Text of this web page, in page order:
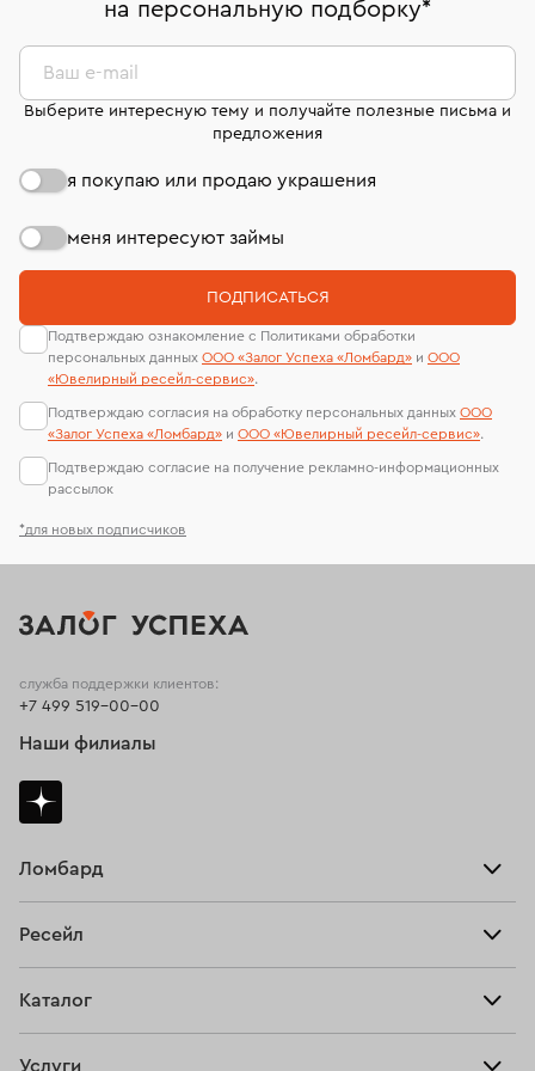
странице«Возврат украшений»
Срок бронирования украшения при самовывозе из
Система быстрых платежей (по QR-коду)
В кредит от Т-Банка (до 50 000 руб., на 3–6 мес.)
сертификаты МГУ и других геммологических
лабораторий
на персональную подборку*
*для новых подписчиков
Ваш e-mail
Выберите интересную тему и получайте полезные письма и
предложения
я покупаю или продаю украшения
меня интересуют займы
ПОДПИСАТЬСЯ
Подтверждаю ознакомление с Политиками обработки
персональных данных ООО «Залог Успеха «Ломбард» и ООО
«Ювелирный ресейл-сервиc».
Подтверждаю согласия на обработку персональных данных ООО
«Залог Успеха «Ломбард» и ООО «Ювелирный ресейл-сервиc».
Подтверждаю согласие на получение рекламно-информационных
рассылок
Ломбард
Тарифы
Ресейл
Каталог
Услуги
служба поддержки клиентов:
+7 499 519-00-00
Наши филиалы